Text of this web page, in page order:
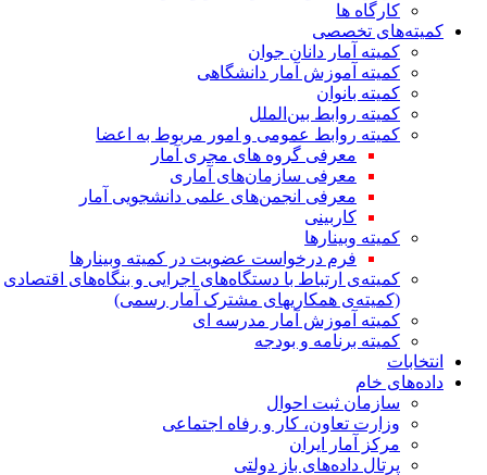
کارگاه ها
کمیته‌های تخصصی
کمیته آمار دانان جوان
کمیته آموزش آمار دانشگاهی
کمیته بانوان
کمیته روابط بین‌الملل
کمیته روابط عمومی و امور مربوط به اعضا
معرفی گروه های مجری آمار
معرفی سازمان‌های آماری
معرفی انجمن‌های علمی دانشجویی آمار
کاربینی
کمیته وبینارها
فرم درخواست عضویت در کمیته وبینارها
کمیته‌ی ارتباط با دستگاه‌های اجرایی و بنگاه‌های اقتصادی
(کمیته‌ی همکاریهای مشترک آمار رسمی)
کمیته آموزش آمار مدرسه ای
کمیته برنامه و بودجه
انتخابات
داده‌های خام
سازمان ثبت احوال
وزارت تعاون، کار و رفاه اجتماعی
مرکز آمار ایران
پرتال داده‌های باز دولتی